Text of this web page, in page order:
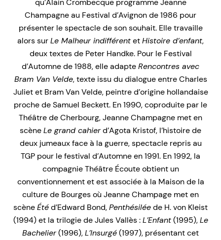
qu’Alain Crombecque programme Jeanne
Champagne au Festival d’Avignon de 1986 pour
présenter le spectacle de son souhait. Elle travaille
alors surLe Malheur indifférentetHistoire d’enfant,
deux textes de Peter Handke. Pour le Festival
d’Automne de 1988, elle adapteRencontres avec
Bram Van Velde, texte issu du dialogue entre Charles
Juliet et Bram Van Velde, peintre d’origine hollandaise
proche de Samuel Beckett. En 1990, coproduite par le
Théâtre de Cherbourg, Jeanne Champagne met en
scèneLe grand cahierd’Agota Kristof, l’histoire de
deux jumeaux face à la guerre, spectacle repris au
TGP pour le festival d’Automne en 1991. En 1992, la
compagnie Théâtre Écoute obtient un
conventionnement et est associée à la Maison de la
culture de Bourges où Jeanne Champage met en
scèneÉtéd’Edward Bond,Penthésiléede H. von Kleist
(1994) et la trilogie de Jules Vallès :L’Enfant(1995),Le
Bachelier(1996),L’Insurgé(1997), présentant cet